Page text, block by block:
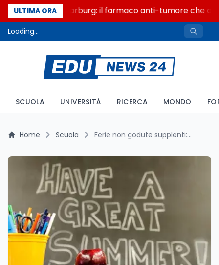
ULTIMA ORA
Un secolo di Warburg: il farmaco anti-tumore che
Loading...
SCUOLA UNIVERSITÀ RICERCA MONDO
Home Scuola Ferie non godute supplenti: il dirigente deve provare di averti informato